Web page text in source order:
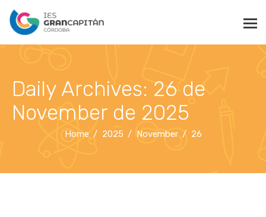
Daily Archives: 26 de
November de 2025
Home 2025 November 26